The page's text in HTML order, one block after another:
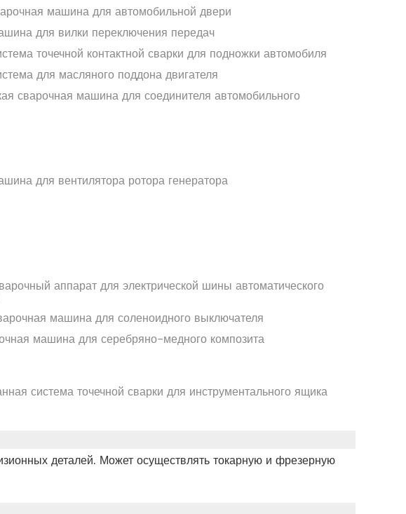
машина для автомобильной двери
для вилки переключения передач
точечной контактной сварки для подножки автомобиля
для масляного поддона двигателя
сварочная машина для соединителя автомобильного
для вентилятора ротора генератора
аппарат для электрической шины автоматического
машина для соленоидного выключателя
машина для серебряно-медного композита
система точечной сварки для инструментального ящика
деталей. Может осуществлять токарную и фрезерную